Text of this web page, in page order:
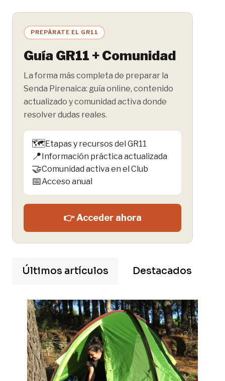
la
entrada:
PREPÁRATE EL GR11
Guía GR11 + Comunidad
La forma más completa de preparar la
Senda Pirenaica: guía online, contenido
actualizado y comunidad activa donde
resolver dudas reales.
🗺️Etapas y recursos del GR11
📍Información práctica actualizada
🤝Comunidad activa en el Club
📅Acceso anual
👉 Acceder ahora
Últimos artículos Destacados